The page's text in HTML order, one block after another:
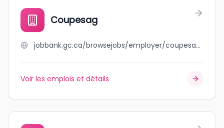
Coupesag
jobbank.gc.ca/browsejobs/employer/coupesag/ca
Voir les emplois et détails